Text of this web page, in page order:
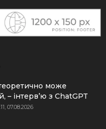
може
інтерв’ю з ChatGPT
07.08.2026